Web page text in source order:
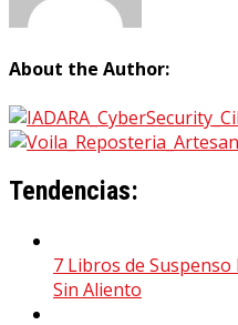
About the Author:
Tendencias:
7 Libros de
Sin Aliento